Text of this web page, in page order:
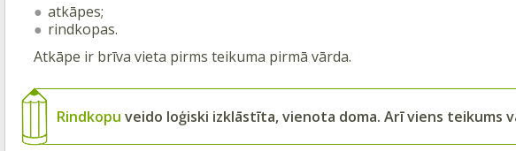
atkāpes;
rindkopas.
Atkāpe ir brīva vieta pirms teikuma pirmā vārda.
Rindkopu veido loģiski izklāstīta, vienota doma. Arī viens teikums